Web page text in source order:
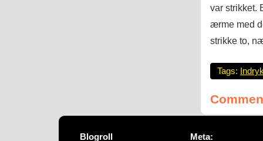
var strikket.
ærme med
strikke to,
Tags:
Blogroll Meta: